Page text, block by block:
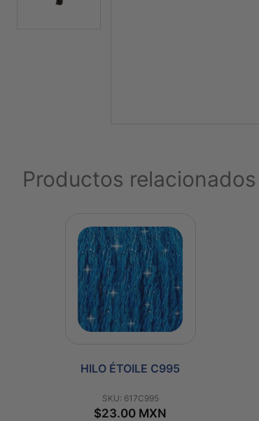
Productos relacionados
HILO ÉTOILE C995
SKU: 617C995
$23.00 MXN